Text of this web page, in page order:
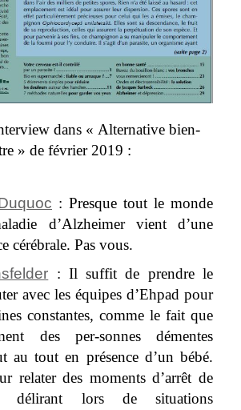
dans « Alternative bien-
» de février 2019 :
: Presque tout le monde
d’Alzheimer vient d’une
cérébrale. Pas vous.
: Il suffit de prendre le
avec les équipes d’Ehpad pour
constantes, comme le fait que
des per-sonnes démentes
au tout en présence d’un bébé.
relater des moments d’arrêt de
délirant lors de situations